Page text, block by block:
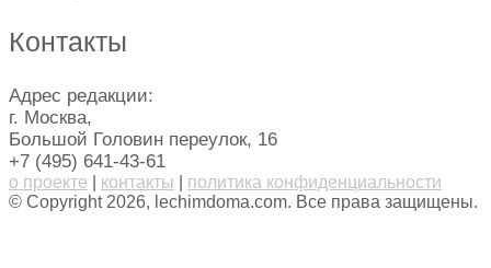
Контакты
Адрес редакции:
г. Москва,
Большой Головин переулок, 16
+7 (495) 641-43-61
о проекте контакты
политика конфиденциальности
© Copyright 2026, lechimdoma.com. Все права защищены.